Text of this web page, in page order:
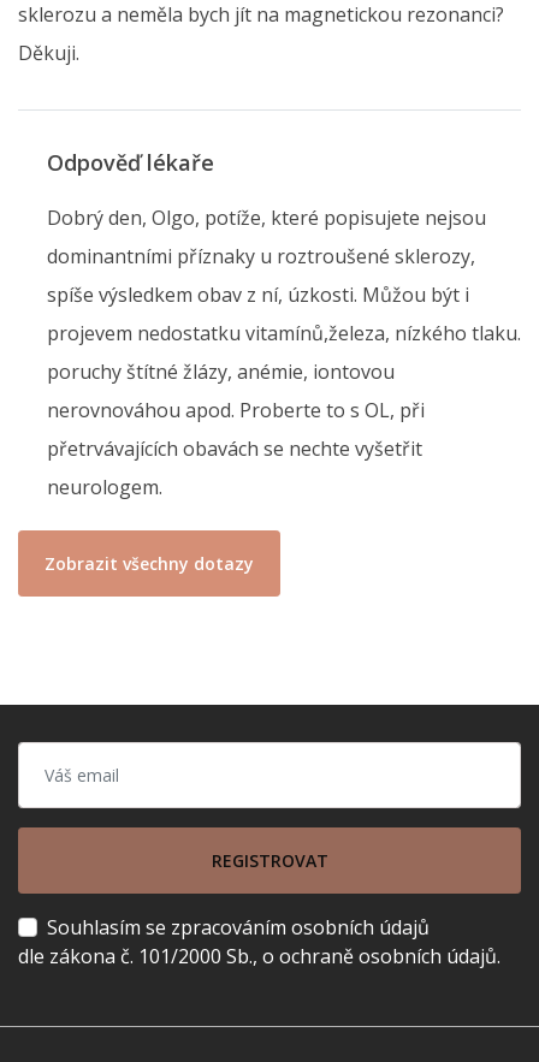
sklerozu a neměla bych jít na magnetickou rezonanci?
Děkuji.
Odpověď lékaře
Dobrý den, Olgo, potíže, které popisujete nejsou
dominantními příznaky u roztroušené sklerozy,
spíše výsledkem obav z ní, úzkosti. Můžou být i
projevem nedostatku vitamínů,železa, nízkého tlaku.
poruchy štítné žlázy, anémie, iontovou
nerovnováhou apod. Proberte to s OL, při
přetrvávajících obavách se nechte vyšetřit
neurologem.
Zobrazit všechny dotazy
REGISTROVAT
Souhlasím se zpracováním osobních údajů
dle zákona č. 101/2000 Sb., o ochraně osobních údajů.